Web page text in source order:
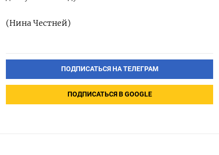
(Нина Честней)
ПОДПИСАТЬСЯ НА ТЕЛЕГРАМ
ПОДПИСАТЬСЯ В GOOGLE